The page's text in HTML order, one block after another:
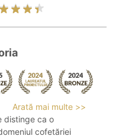
Arată mai multe >>
distinge ca o
cofetăriei